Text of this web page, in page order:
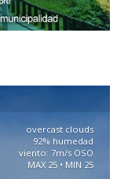
overcast clouds
92% humedad
viento: 7m/s OSO
MAX 25 • MIN 25